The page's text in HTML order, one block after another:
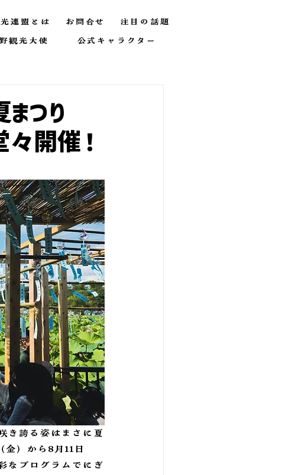
光連盟とは お問合せ
注目の話題
野観光大使 公式キャラクター
つり
々開催！
き誇る姿はまさに夏
）から8月11日
なプログラムでにぎ